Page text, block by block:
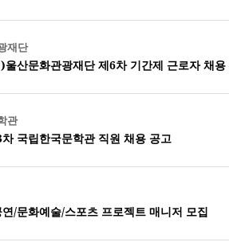
재단
산문화관광재단 제6차 기간제 근로자 채용
관
국립한국문학관 직원 채용 공고
/문화예술/스포츠 프로젝트 매니저 모집